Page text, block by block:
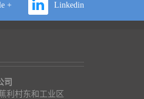
+ Linkedin
司
利村东和工业区